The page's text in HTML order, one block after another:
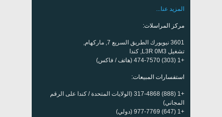
المزيد عنا...
مركز المراسلات:
3601 نيويورك الطريق السريع 7, ماركهام,
تشغيل L3R 0M3, كندا
+1 (303) 474-7570 (هاتف / فاكس)
استفسارات المبيعات:
+1 (888) 317-4868 (الولايات المتحدة / كندا على الرقم
المجاني)
+1 (647) 977-7769 (دولي)